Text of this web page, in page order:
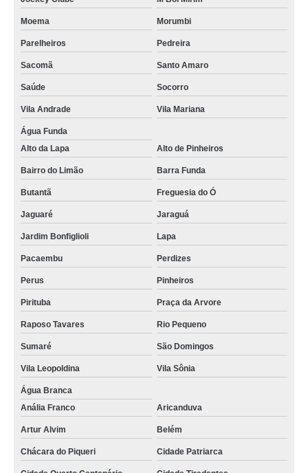
Moema Morumbi
Parelheiros Pedreira
Sacomã Santo Amaro
Saúde Socorro
Vila Andrade Vila Mariana
Água Funda
Alto da Lapa
Alto de Pinheiros
Bairro do Limão Barra Funda
Butantã Freguesia do Ó
Jaguaré Jaraguá
Jardim Bonfiglioli Lapa
Pacaembu Perdizes
Perus Pinheiros
Pirituba Praça da Arvore
Raposo Tavares Rio Pequeno
Sumaré São Domingos
Vila Leopoldina Vila Sônia
Água Branca
Anália Franco
Aricanduva
Artur Alvim Belém
Chácara do Piqueri Cidade Patriarca